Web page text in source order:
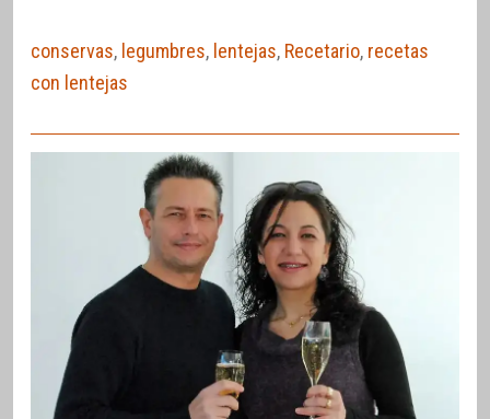
conservas, legumbres, lentejas, Recetario, recetas
con lentejas